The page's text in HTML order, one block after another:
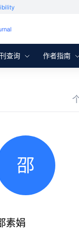
查询 作者指南
邵
素娟